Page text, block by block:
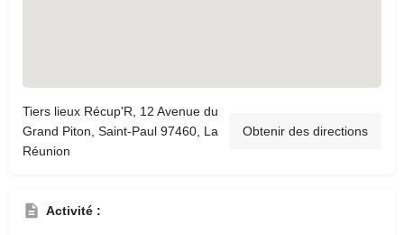
Tiers lieux Récup'R, 12 Avenue du
Grand Piton, Saint-Paul 97460, La
Réunion
Obtenir des directions
Activité :